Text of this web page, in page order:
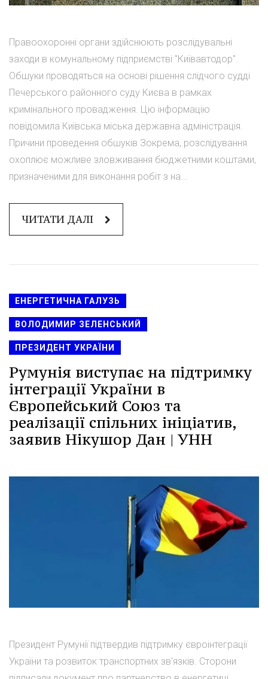
Правоохоронні органи здійснюють розслідувальні
заходи в комунальному підприємстві "Київавтодор".
Обшуки проводяться на основі рішення слідчого судді
Печерського районного суду Києва в рамках
кримінального провадження. Цю інформацію
повідомила Київська міська державна адміністрація.
Причини проведення обшуків Зокрема, розслідування
охоплює можливе зловживання бюджетними коштами,
призначеними для виконання робіт з на...
ЧИТАТИ ДАЛІ
ЕНЕРГЕТИЧНА ГАЛУЗЬ
ВОЛОДИМИР ЗЕЛЕНСЬКИЙ
ПРЕЗИДЕНТ УКРАЇНИ
Румунія виступає на підтримку
інтеграції України в
Європейський Союз та
реалізації спільних ініціатив,
заявив Нікушор Дан | УНН
Президент Румунії підтвердив підтримку євроінтеграції
України та розвиток транспортних зв'язків. Сторони